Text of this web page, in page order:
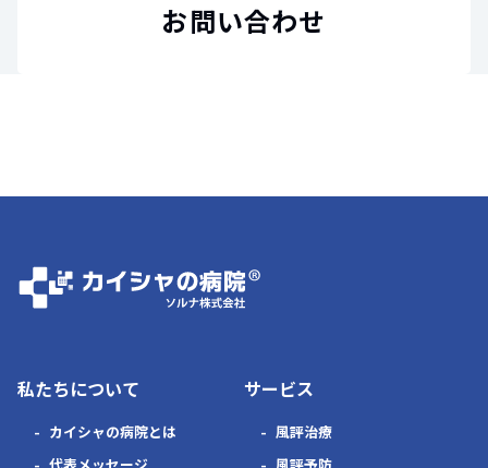
お問い合わせ
私たちについて
カイシャの病院とは
サービス
風評治療